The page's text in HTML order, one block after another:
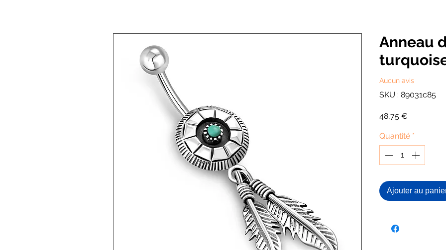
Anneau
Aucun avis
SKU : 89031c85
48,75 €
Quantité *
Ajouter au